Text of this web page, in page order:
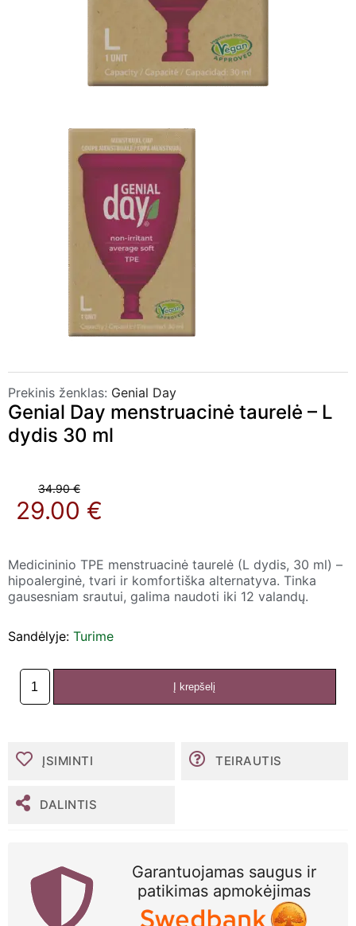
Prekinis ženklas: Genial Day
Genial Day menstruacinė taurelė – L
dydis 30 ml
34.90 €
29.00 €
Medicininio TPE menstruacinė taurelė (L dydis, 30 ml) –
hipoalerginė, tvari ir komfortiška alternatyva. Tinka
gausesniam srautui, galima naudoti iki 12 valandų.
Sandėlyje: Turime
produkto
kiekis:
menstruacinė
L
Į krepšelį
ĮSIMINTI TEIRAUTIS
DALINTIS
Garantuojamas saugus ir
patikimas apmokėjimas